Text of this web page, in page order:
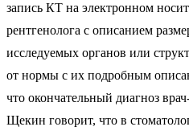
запись КТ на электронном
рентгенолога с описанием
исследуемых органов или
от нормы с их подробным
что окончательный диагноз
Щекин говорит, что в